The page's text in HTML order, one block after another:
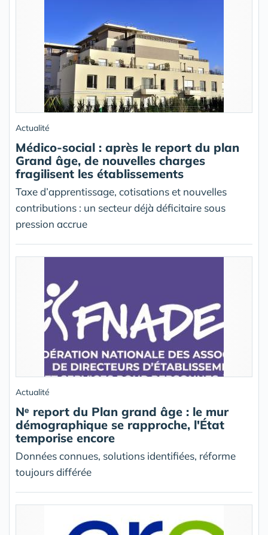
Actualité
Médico-social : après le report du plan
Grand âge, de nouvelles charges
fragilisent les établissements
Taxe d’apprentissage, cotisations et nouvelles
contributions : un secteur déjà déficitaire sous
pression accrue
Actualité
Nᵉ report du Plan grand âge : le mur
démographique se rapproche, l'État
temporise encore
Données connues, solutions identifiées, réforme
toujours différée